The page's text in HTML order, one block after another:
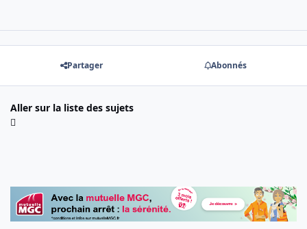
Partager Abonnés
Aller sur la liste des sujets